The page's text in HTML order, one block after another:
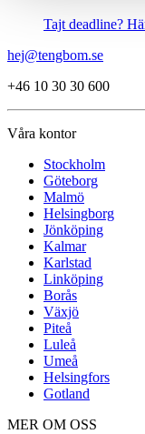
Tajt deadline?
hej@tengbom.se
+46 10 30 30 600
Våra kontor
Stockholm
Göteborg
Malmö
Helsingborg
Jönköping
Kalmar
Karlstad
Linköping
Borås
Växjö
Piteå
Luleå
Umeå
Helsingfors
Gotland
MER OM OSS